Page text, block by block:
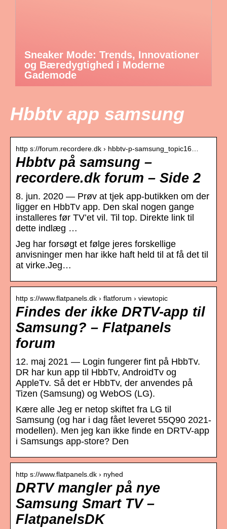
Sneaker Mode: Trends, Innovationer
og Bæredygtighed i Moderne
Gademode
Hbbtv app samsung
http s://forum.recordere.dk › hbbtv-p-samsung_topic16…
Hbbtv på samsung –
recordere.dk forum – Side 2
8. jun. 2020 — Prøv at tjek app-butikken om der
ligger en HbbTv app. Den skal nogen gange
installeres før TV’et vil. Til top. Direkte link til
dette indlæg …
Jeg har forsøgt et følge jeres forskellige
anvisninger men har ikke haft held til at få det til
at virke.Jeg…
http s://www.flatpanels.dk › flatforum › viewtopic
Findes der ikke DRTV-app til
Samsung? – Flatpanels
forum
12. maj 2021 — Login fungerer fint på HbbTv.
DR har kun app til HbbTv, AndroidTv og
AppleTv. Så det er HbbTv, der anvendes på
Tizen (Samsung) og WebOS (LG).
Kære alle Jeg er netop skiftet fra LG til
Samsung (og har i dag fået leveret 55Q90 2021-
modellen). Men jeg kan ikke finde en DRTV-app
i Samsungs app-store? Den
http s://www.flatpanels.dk › nyhed
DRTV mangler på nye
Samsung Smart TV –
FlatpanelsDK